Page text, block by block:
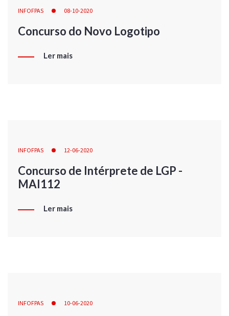
INFOFPAS 08-10-2020
Concurso do Novo Logotipo
Ler mais
INFOFPAS 12-06-2020
Concurso de Intérprete de LGP -
MAI112
Ler mais
INFOFPAS 10-06-2020